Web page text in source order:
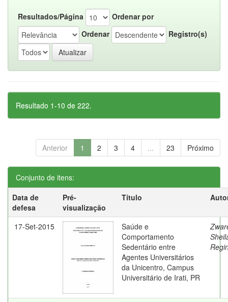
Resultados/Página
Ordenar por
Ordenar
Registro(s)
Resultado 1-10 de 222.
Anterior 1 2 3 4 ... 23 Próximo
Conjunto de itens:
Data de
defesa
Pré-
visualização
Título
17-Set-2015
Saúde e
Comportamento
Sedentário entre
Agentes Universitários
da Unicentro, Campus
Universitário de Irati, PR